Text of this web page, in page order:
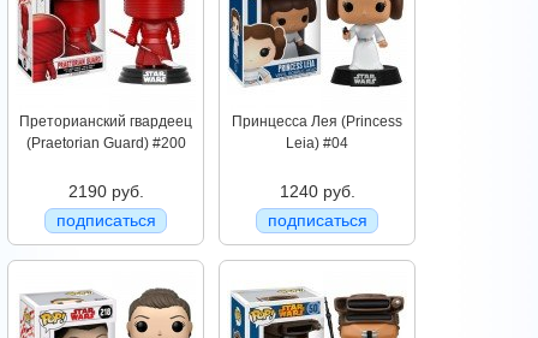
Преторианский гвардеец
(Praetorian Guard) #200
2190 руб.
подписаться
Принцесса Лея (Princess
Leia) #04
1240 руб.
подписаться